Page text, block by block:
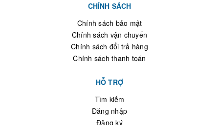
CHÍNH SÁCH
Chính sách bảo mật
Chính sách vận chuyển
Chính sách đổi trả hàng
Chính sách thanh toán
HỖ TRỢ
Tìm kiếm
Đăng nhập
Đăng ký